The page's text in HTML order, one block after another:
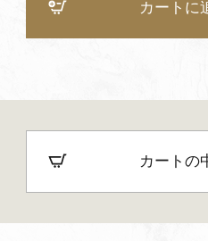
カートに
カートの